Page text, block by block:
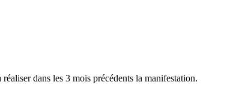
dans les 3 mois précédents la manifestation.